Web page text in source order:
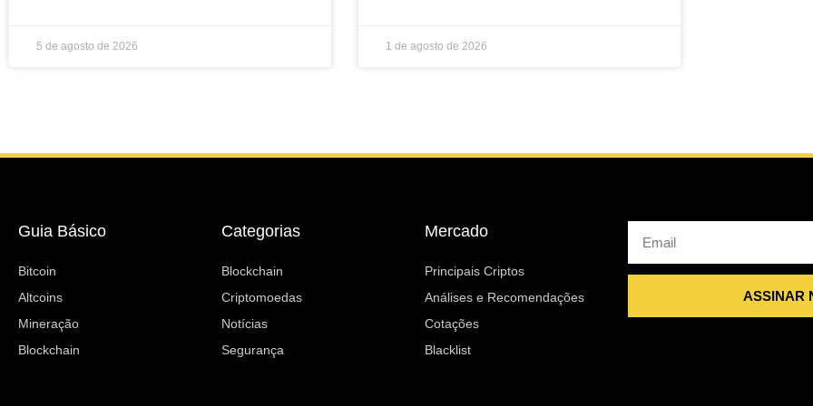
5 de agosto de 2026 1 de agosto de 2026
Guia Básico
Bitcoin
Altcoins
Mineração
Blockchain
Categorias
Blockchain
Criptomoedas
Notícias
Segurança
Mercado
Principais Criptos
Análises e Recomendações
Cotações
Blacklist
ASSINAR